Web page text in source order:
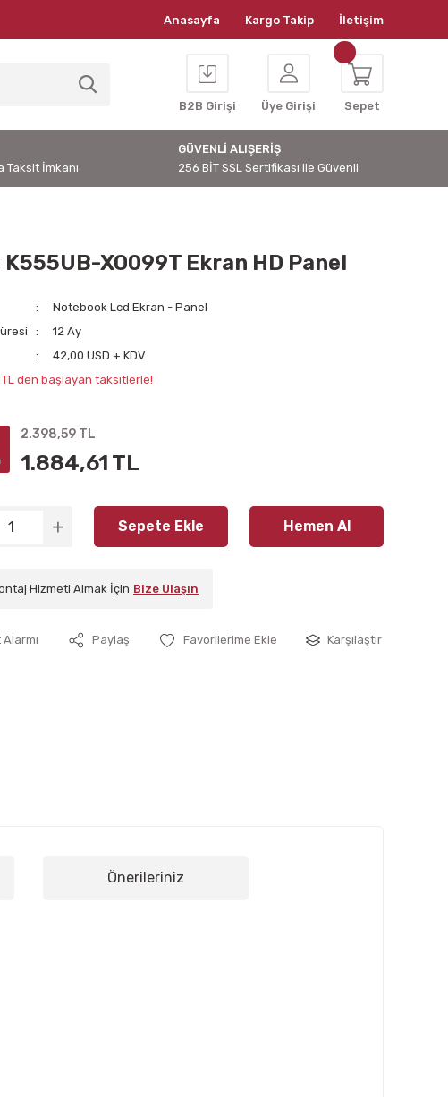
Anasayfa Kargo Takip İletişim
B2B Girişi Üye Girişi Sepet
Taksit İmkanı
GÜVENLİ ALIŞERİŞ
256 BİT SSL Sertifikası ile Güvenli
XO099T Ekran HD Panel
Notebook Lcd Ekran - Panel
12 Ay
42,00 USD + KDV
TL den başlayan taksitlerle!
2.398,59 TL
1.884,61 TL
Sepete Ekle Hemen Al
Hizmeti Almak İçin Bize Ulaşın
Paylaş Karşılaştır
Önerileriniz